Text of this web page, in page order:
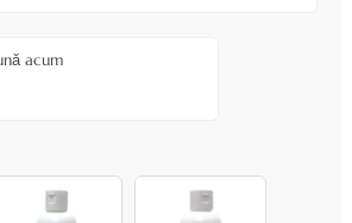
acum